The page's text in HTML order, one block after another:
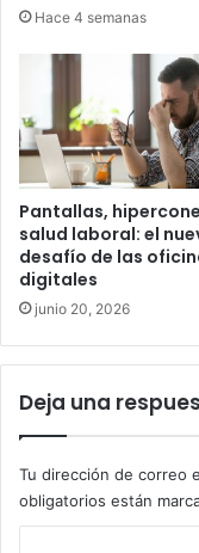
Hace 4 semanas
Pantallas,
salud laboral: el
desafío de las
digitales
junio 20, 2026
Deja una
Tu dirección de correo
obligatorios están